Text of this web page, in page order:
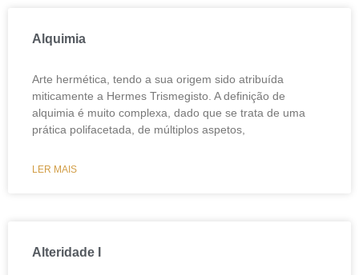
Alquimia
Arte hermética, tendo a sua origem sido atribuída
miticamente a Hermes Trismegisto. A definição de
alquimia é muito complexa, dado que se trata de uma
prática polifacetada, de múltiplos aspetos,
LER MAIS
Alteridade I